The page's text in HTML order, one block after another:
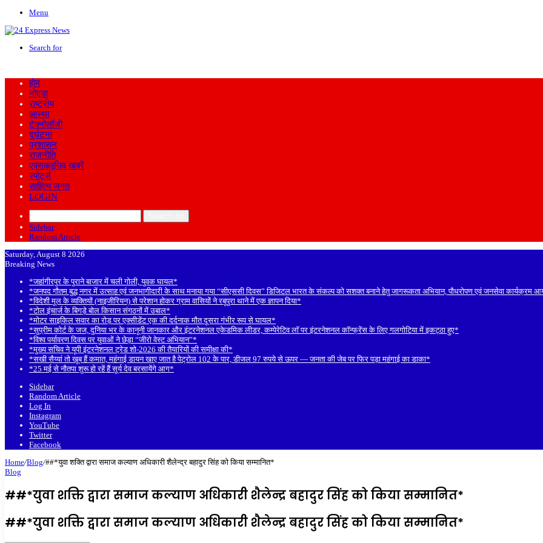
Menu
Search for
होम
नोएडा
राष्ट्रीय
आस्था
टेक्नोलॉजी
दुर्घटना
प्रशासन
राजनीति
एक्सक्लूसिव खबरें
स्पोर्ट्स
साहित्य जगत
LOGIN
Sidebar
Random Article
Saturday, August 8 2026
Breaking News
*जहांगीरपुर के पुराने बाजार में चली गोली, युवक घायल*
*जनपद गौतम बुद्ध नगर में उत्साह एवं जनभागीदारी के साथ मनाया गया “सीएससी दिवस” डिजिटल भारत के संकल्प को सशक्त बनाने हेतु जागरूकता अभियान, पौधरोपण एवं जनसेवा कार्यक्रम
*विदेशी मूल के व्यक्तियों (नाइजीरियन) से परेशान होकर ग्राम वासियों ने रबूपुरा थाने में एक ज्ञापन दिया*
*टोल इंचार्ज के बिगड़े बोल किसान संगठनों में उबाल*
*मोटर साइकिल सवार का रोड़ पर एक्सीडेंट एक की दर्दनाक मौत दूसरा गंभीर रूप से घायल*
*सुप्रीम कोर्ट के जज, दुनिया भर के कानूनी जानकार और इंटरनेशनल एकेडमिक लीडर, कम्पेरेटिव लॉ पर इंटरनेशनल कॉन्फ्रेंस के लिए गलगोटिया में इकट्ठा हुए*
*विश्व पर्यावरण दिवस पर युवाओं ने छेड़ा “जीरो वेस्ट अभियान”*
*मुख्य सचिव ने यूपी इंटरनेशनल ट्रेड शो-2026 की तैयारियों की समीक्षा की*
*सखी सैय्यां तो खूब हैं कमात, महंगाई डायन खाए जात है पेट्रोल 102 के पार, डीजल 97 रुपये से ऊपर — जनता की जेब पर फिर पड़ा महंगाई का डाका*
*25 मई से नौतपा शुरू हो रहें हैं सूर्य देव बरसायेंगे आग*
Sidebar
Random Article
Log In
Instagram
YouTube
Twitter
Facebook
Home/Blog/##*युवा शक्ति द्वारा समाज कल्याण अधिकारी शैलेन्द्र बहादुर सिंह को किया सम्मानित*
Blog
##*युवा शक्ति द्वारा समाज कल्याण अधिकारी शैलेन्द्र बहादुर सिंह को किया सम्मानित*
##*युवा शक्ति द्वारा समाज कल्याण अधिकारी शैलेन्द्र बहादुर सिंह को किया सम्मानित*